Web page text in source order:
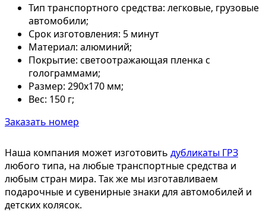
Тип транспортного средства: легковые, грузовые
автомобили;
Срок изготовления: 5 минут
Материал: алюминий;
Покрытие: светоотражающая пленка с
голограммами;
Размер: 290х170 мм;
Вес: 150 г;
Заказать номер
Наша компания может изготовить дубликаты ГРЗ
любого типа, на любые транспортные средства и
любым стран мира. Так же мы изготавливаем
подарочные и сувенирные знаки для автомобилей и
детских колясок.